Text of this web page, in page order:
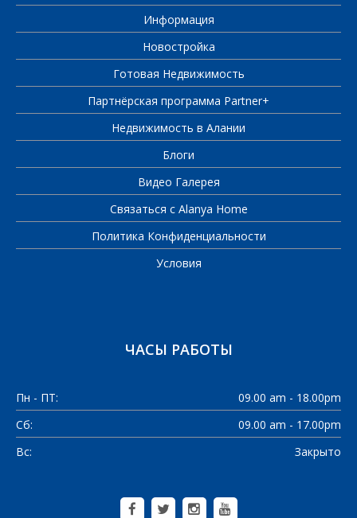
Информация
Новостройка
Готовая Недвижимость
Партнёрская программа Partner+
Недвижимость в Алании
Блоги
Видео Галерея
Связаться с Alanya Home
Политика Конфиденциальности
Условия
ЧАСЫ РАБОТЫ
Пн - ПТ:
09.00 am - 18.00pm
Сб:
09.00 am - 17.00pm
Вс:
Закрыто